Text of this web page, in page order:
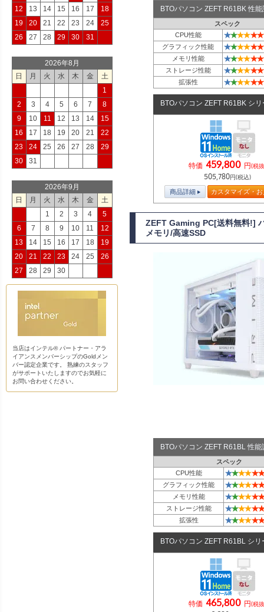
BTOパソコン ZEFT R61BK 性
スペック
CPU性能
★★★★★★
グラフィック性能 ★★★★★★
メモリ性能 ★★★★★★
ストレージ性能 ★★★★★★
拡張性 ★★★★★★
BTOパソコン ZEFT R61BK シリ
特価 459,800 円(税
505,780円(税込)
商品詳細 カスタマイズ・
ZEFT Gaming PC[送料無料!]
メモリ/高速SSD
BTOパソコン ZEFT R61BL 性
スペック
CPU性能
★★★★★★
グラフィック性能 ★★★★★★
メモリ性能 ★★★★★★
ストレージ性能 ★★★★★★
拡張性 ★★★★★★
BTOパソコン ZEFT R61BL シリ
特価 465,800 円(税
12
13 14 15 16 17
18
19
20 21 22 23 24
25
26
27 28 29 30 31
2026年8月
日
月 火 水 木 金
土
1
2
3 4 5 6 7
8
9
10 11 12 13 14
15
16
17 18 19 20 21
22
23
24 25 26 27 28
29
30
31
2026年9月
日
月 火 水 木 金
土
1
2 3 4
5
6
7 8 9 10 11
12
13
14 15 16 17 18
19
20
21 22 23 24 25
26
27
28 29 30
当店はインテル® パートナー・アラ
イアンスメンバーシップのGoldメン
バー認定企業です。 熟練のスタッフ
がサポートいたしますのでお気軽に
お問い合わせください。